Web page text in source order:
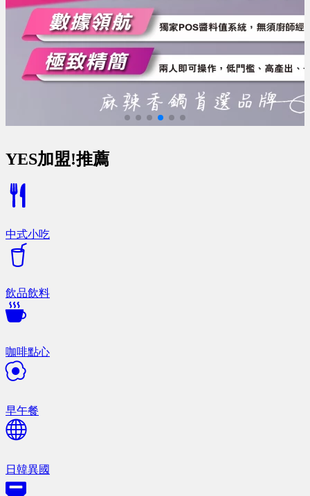
YES加盟!推薦
中式小吃
飲品飲料
咖啡點心
早午餐
日韓異國